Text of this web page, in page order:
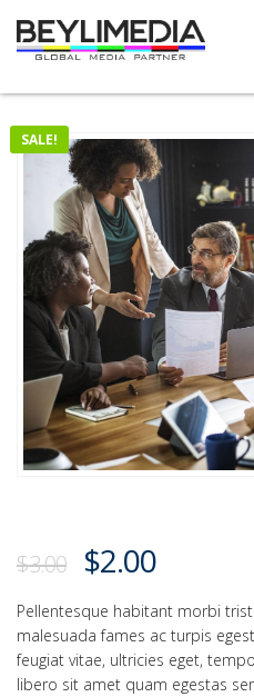
SALE!
$3.00 Original
was:
$3.00.
$2.00Current
is:
$2.00.
Pellentesque habitant morbi
malesuada fames ac turpis
feugiat vitae, ultricies eget,
libero sit amet quam egestas